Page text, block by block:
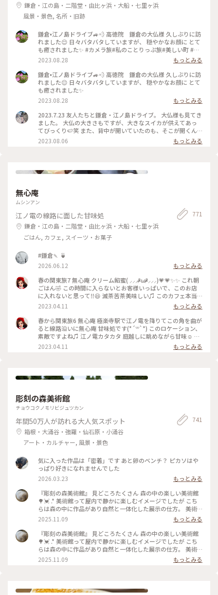
鎌倉・江の島・二階堂・由比ヶ浜・大船・七里ヶ浜
風景・景色, 名所・旧跡
鎌倉•江ノ島ドライブ🚙💨 高徳院 鎌倉の大仏様 久しぶりに訪
れました😌 日々バタバタしていますが、 穏やかなお顔に とて
も癒されました✨ #カメラ旅#私のことりっぷ旅#美しい町 #鎌
倉
2023.08.28
もっとみる
鎌倉•江ノ島ドライブ🚙💨 高徳院 鎌倉の大仏様 久しぶりに訪
れました😌 日々バタバタしていますが、 穏やかなお顔に とて
も癒されました✨
2023.08.28
もっとみる
2023.7.23 友人たちと鎌倉・江ノ島ドライブ。 大仏様も見てき
ました。 大仏の大きさもですが、大きなスイカが供えてあっ
てびっくり🍉笑 また、背中が開いていたのも、そこが開くん
だ、、と、つい写真を撮ってしまいました（3枚目） #高徳院
#高徳院大仏殿 #鎌倉 #私のことりっぷ旅
2023.08.06 もっとみる
無心庵
ムシンアン
江ノ電の線路に面した甘味処
鎌倉・江の島・二階堂・由比ヶ浜・大船・七里ヶ浜
ごはん, カフェ, スイーツ・お菓子
771
#鎌倉🍡 🍵
2026.06.12
もっとみる
春の関東旅7 無心庵 クリーム餡蜜( ⸝⸝⸝ᵒ̴̶̷ωᵒ̴̶̷⸝⸝⸝)💗💗✨✨ これ朝
ごはん🤣 この時間に入らないとお客様いっぱいで、このお店
に入れないと思って‼️😆 滅茶苦茶美味しい♫ このカフェ本当
におすすめ♫ 江ノ電でぶらぶらしながら鎌倉方面の旅の折に
ぜひどうぞ(*´꒳`*)
2023.04.11
もっとみる
春から関東旅6 無心庵 極楽寺駅で江ノ電を降りてこの角を曲が
ると線路沿いに無心庵 甘味処です(*´꒳`*) このロケーション、
素敵ですよね♫ 江ノ電カタカタ 庭越しに眺めながら甘味☺️ は
ずれないシュチェーション(*´꒳`*)
2023.04.11 もっとみる
彫刻の森美術館
チョウコクノモリビジュツカン
年間50万人が訪れる大人気スポット
箱根・大涌谷・強羅・仙石原・小涌谷
アート・カルチャー, 風景・景色
741
気に入った作品は「密着」です あと卵のベンチ？ ピカソはや
っぱり好きになれませんでした
2026.03.23
もっとみる
『彫刻の森美術館』 見どころたくさん 森の中の楽しい美術館
🌳💓 .* 美術館って屋内で静かに楽しむイメージでしたが こち
らは森の中に作品があり自然と一体化した展示の仕方。 美術
館のイメージをいい意味で覆される素敵な場所でした。 .* その
中でも、このステンドグラスの塔は圧巻😳！ 写真には収まり
きらないくらい 視界いっぱいにキラキラが🌟 じっと見ている
と吸い込まれそう！ 先日、素敵ユーザーさんも投稿されてい
ましたが ”幸せをよぶシンフォニー”という名前なんですね☺️
ほんと幸せいっぱいになれる作品でした。 よく見ると動物や
いろいろな模様があり、それを見つけるのも楽しいです💓 階
2025.11.09
もっとみる
『彫刻の森美術館』 見どころたくさん 森の中の楽しい美術館
🌳💓 .* 美術館って屋内で静かに楽しむイメージでしたが こち
らは森の中に作品があり自然と一体化した展示の仕方。 美術
館のイメージをいい意味で覆される素敵な場所でした。 .* その
中でも、このステンドグラスの塔は圧巻😳！ 写真には収まり
ー”という名前なんですね☺️ ほんと幸せいっぱいになれる作品
2025.11.09 もっとみる